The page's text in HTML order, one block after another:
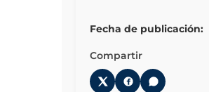
Fecha de publicación:
Compartir